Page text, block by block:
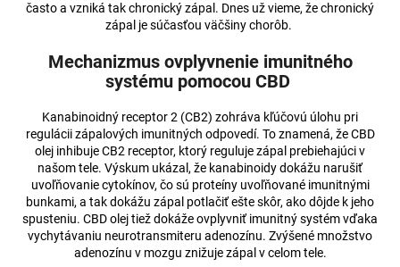
často a vzniká tak chronický zápal. Dnes už vieme, že chronický
zápal je súčasťou väčšiny chorôb.
Mechanizmus ovplyvnenie imunitného
systému pomocou CBD
Kanabinoidný receptor 2 (CB2) zohráva kľúčovú úlohu pri
regulácii zápalových imunitných odpovedí. To znamená, že CBD
olej inhibuje CB2 receptor, ktorý reguluje zápal prebiehajúci v
našom tele. Výskum ukázal, že kanabinoidy dokážu narušiť
uvoľňovanie cytokínov, čo sú proteíny uvoľňované imunitnými
bunkami, a tak dokážu zápal potlačiť ešte skôr, ako dôjde k jeho
spusteniu. CBD olej tiež dokáže ovplyvniť imunitný systém vďaka
vychytávaniu neurotransmiteru adenozínu. Zvýšené množstvo
adenozínu v mozgu znižuje zápal v celom tele.
HĽADAŤ
O
d